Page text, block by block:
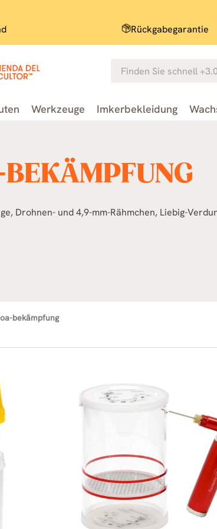
Rückgabegarantie
Werkzeuge Imkerbekleidung
Drohnen- und 4,9-mm-Rähmchen, Liebig-
bekämpfung